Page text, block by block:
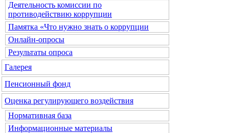
Деятельность комиссии по
противодействию коррупции
Памятка «Что нужно знать о коррупции
Онлайн-опросы
Результаты опроса
Галерея
Пенсионный фонд
Оценка регулирующего воздействия
Нормативная база
Информационные материалы